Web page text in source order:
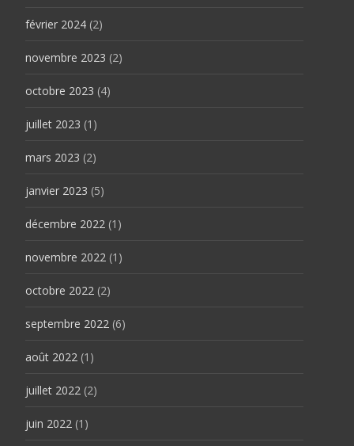
février 2024 (2)
novembre 2023 (2)
octobre 2023 (4)
juillet 2023 (1)
mars 2023 (2)
janvier 2023 (5)
décembre 2022 (1)
novembre 2022 (1)
octobre 2022 (2)
septembre 2022 (6)
août 2022 (1)
juillet 2022 (2)
juin 2022 (1)